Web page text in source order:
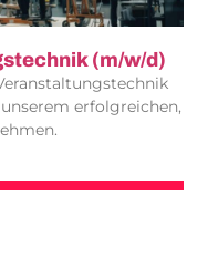
(m/w/d)
erfolgreichen,